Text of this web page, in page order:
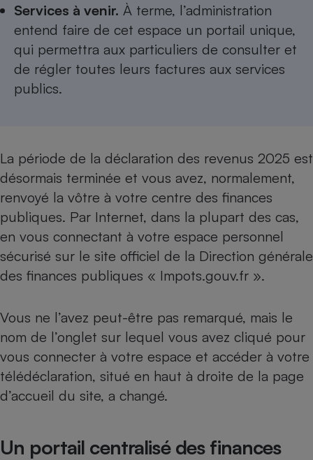
Services à venir. À terme, l’administration
entend faire de cet espace un portail unique,
qui permettra aux particuliers de consulter et
de régler toutes leurs factures aux services
publics.
La période de la déclaration des revenus 2025 est
désormais terminée et vous avez, normalement,
renvoyé la vôtre à votre centre des finances
publiques. Par Internet, dans la plupart des cas,
en vous connectant à votre espace personnel
sécurisé sur le site officiel de la Direction générale
des finances publiques « Impots.gouv.fr ».
Vous ne l’avez peut-être pas remarqué, mais le
nom de l’onglet sur lequel vous avez cliqué pour
vous connecter à votre espace et accéder à votre
télédéclaration, situé en haut à droite de la page
d’accueil du site, a changé.
Un portail centralisé des finances
Cafetière à expressos
Robot ménager
Antivirus
Climatiseur -